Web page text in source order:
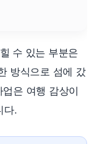
수 있는 부분은
방식으로 섬에 갔
은 여행 감상이
다.